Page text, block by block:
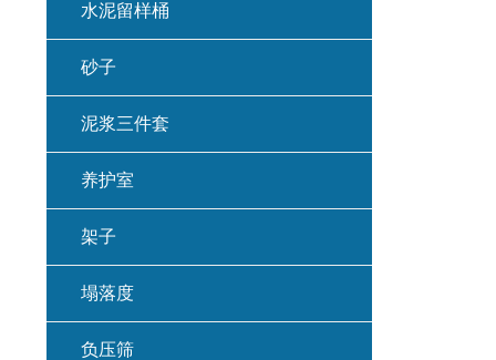
水泥留样桶
砂子
泥浆三件套
养护室
架子
塌落度
负压筛